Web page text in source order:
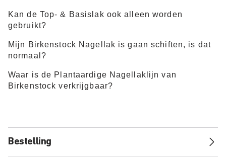
Bestelling
Kan de Top- & Basislak ook alleen worden
gebruikt?
Mijn Birkenstock Nagellak is gaan schiften, is dat
normaal?
Waar is de Plantaardige Nagellaklijn van
Birkenstock verkrijgbaar?